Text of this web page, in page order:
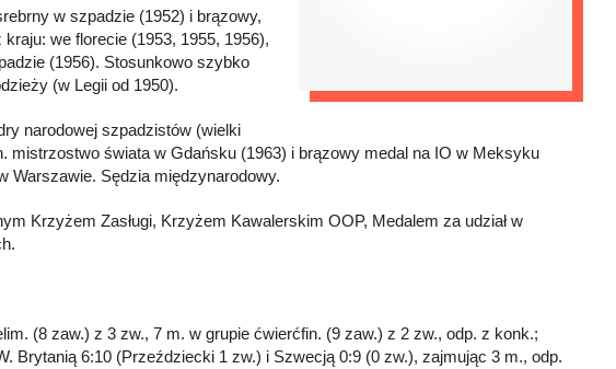
w szpadzie (1952) i brązowy,
we florecie (1953, 1955, 1956),
(1956). Stosunkowo szybko
(w Legii od 1950).
narodowej szpadzistów (wielki
mistrzostwo świata w Gdańsku (1963) i brązowy medal na IO w Meksyku
Warszawie. Sędzia międzynarodowy.
Krzyżem Zasługi, Krzyżem Kawalerskim OOP, Medalem za udział w
(8 zaw.) z 3 zw., 7 m. w grupie ćwierćfin. (9 zaw.) z 2 zw., odp. z konk.;
Brytanią 6:10 (Przeździecki 1 zw.) i Szwecją 0:9 (0 zw.), zajmując 3 m., odp.